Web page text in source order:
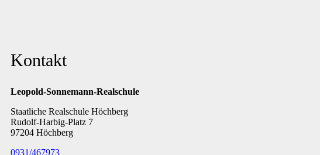
Kontakt
Leopold-Sonnemann-Realschule
Staatliche Realschule Höchberg
Rudolf-Harbig-Platz 7
97204 Höchberg
0931/467973